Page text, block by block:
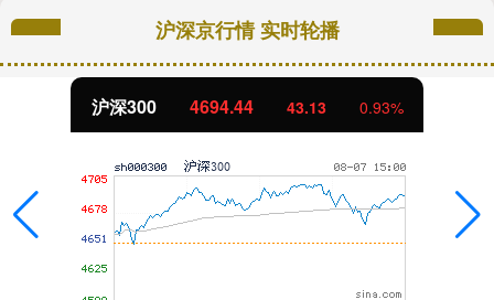
沪深京行情 实时轮播
沪深300 4694.44 43.13 0.93%